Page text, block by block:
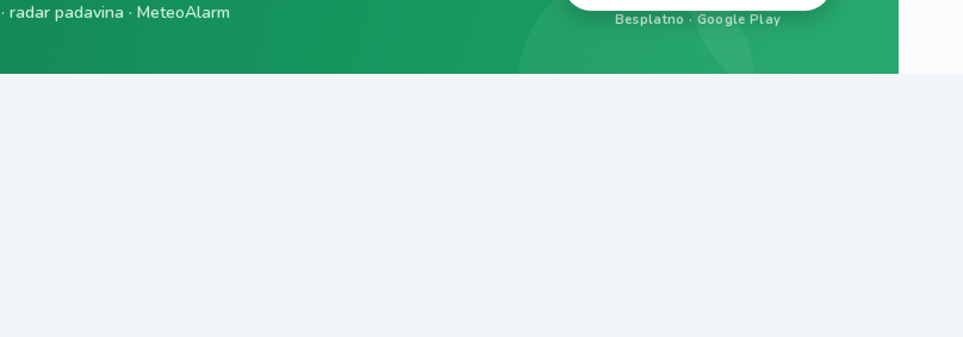
· radar padavina · MeteoAlarm Besplatno · Google Play